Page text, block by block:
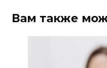
Вам также